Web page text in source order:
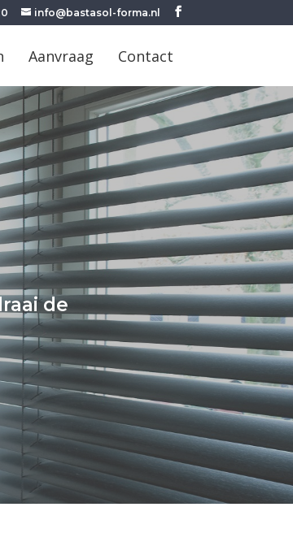
info@bastasol-forma.nl
Aanvraag Contact
de